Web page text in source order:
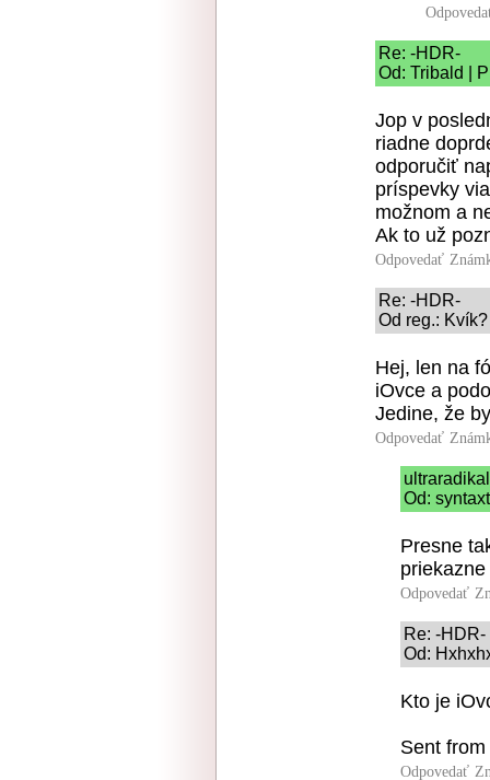
Re: -HDR-
Od: Tribald |
Jop v
riadne
odporučiť
príspevky
možnom a
Ak to už
Odpovedať
Re: -HDR-
Od reg.:
Hej, len na
iOvce a
Jedine, že
Odpovedať
Od:
Presne
Odpovedať
Re: -HDR-
Od:
Kto je
Sent
Odpovedať